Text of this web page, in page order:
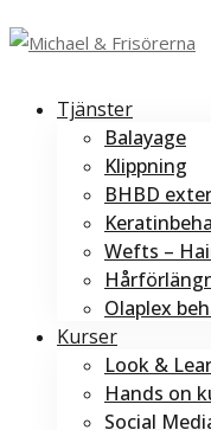
Tjänster
Balayage
Klippning
BHBD
Wefts –
Olaplex
Kurser
Look &
Hands on
Social